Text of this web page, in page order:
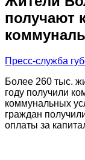
получают
Пресс-служба
Более 260 тыс.
году получили
коммунальных
граждан
оплаты за